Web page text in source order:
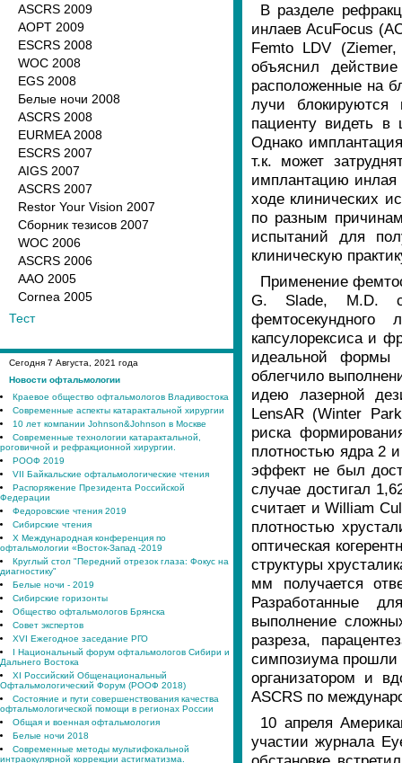
ASCRS 2009
AOPT 2009
ESCRS 2008
WOC 2008
EGS 2008
Белые ночи 2008
ASCRS 2008
EURMEA 2008
ESCRS 2007
AIGS 2007
ASCRS 2007
Restor Your Vision 2007
Сборник тезисов 2007
WOC 2006
ASCRS 2006
AAO 2005
Cornea 2005
Тест
Сегодня 7 Августа, 2021 года
Новости офтальмологии
Краевое общество офтальмологов Владивостока
Современные аспекты катарактальной хирургии
10 лет компании Johnson&Johnson в Москве
Современные технологии катарактальной,
роговичной и рефракционной хирургии.
РООФ 2019
VII Байкальские офтальмологические чтения
Распоряжение Президента Российской
Федерации
Федоровские чтения 2019
Сибирские чтения
X Международная конференция по
офтальмологии «Восток-Запад -2019
Круглый стол "Передний отрезок глаза: Фокус на
диагностику"
Белые ночи - 2019
Сибирские горизонты
Общество офтальмологов Брянска
Совет экспертов
XVI Ежегодное заседание РГО
I Национальный форум офтальмологов Сибири и
Дальнего Востока
XI Российский Общенациональный
Офтальмологический Форум (РООФ 2018)
Состояние и пути совершенствования качества
офтальмологической помощи в регионах России
Общая и военная офтальмология
Белые ночи 2018
Современные методы мультифокальной
интраокулярной коррекции астигматизма.
В разделе
инлаев AcuFocus
Femto LDV
объяснил
расположенные на
лучи блокируются
пациенту видеть в
Однако
т.к. может
имплантацию инлая
ходе клинических
по разным
испытаний для
клиническую
Применение
G. Slade, M.D.
капсулорексиса и
идеальной формы
облегчило
идею лазерной
LensAR (Winter
риска
плотностью ядра 2
эффект не был
случае достигал
считает и William
плотностью
оптическая
структуры
мм получается
Разработанные
выполнение
разреза,
симпозиума прошли
организатором и
ASCRS по
10 апреля
участии журнала